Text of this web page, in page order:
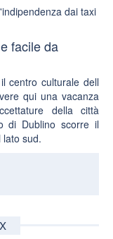
dai taxi
facile da
ilcentro culturale dell
qui una vacanza
della città
di Dublino scorre il
sud.